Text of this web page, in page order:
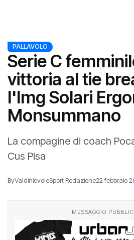
PALLAVOLO
Serie C
vittoria al tie
l'lmg Solari
Monsummano
La compagine di coach
Cus Pisa
ByValdinievoleSport Redazione22 febbraio
MESSAGGIO